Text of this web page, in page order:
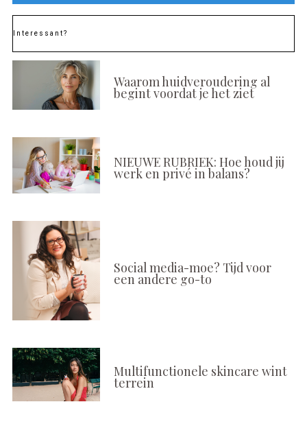
Interessant?
Waarom huidveroudering al
begint voordat je het ziet
NIEUWE RUBRIEK: Hoe houd jij
werk en privé in balans?
Social media-moe? Tijd voor
een andere go-to
Multifunctionele skincare wint
terrein